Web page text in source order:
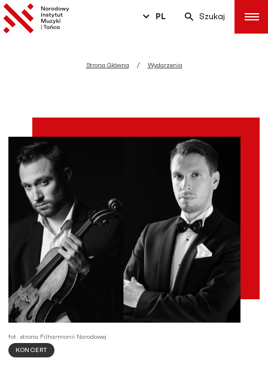
PL Szukaj
Strona Główna Wydarzenia
KONCERT
fot. strona Filharmonii Narodowej